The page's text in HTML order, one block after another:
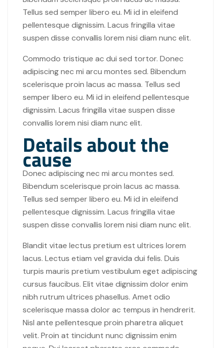
Tellus sed semper libero eu. Mi id in eleifend
pellentesque dignissim. Lacus fringilla vitae
suspen disse convallis lorem nisi diam nunc elit.
Commodo tristique ac dui sed tortor. Donec
adipiscing nec mi arcu montes sed. Bibendum
scelerisque proin lacus ac massa. Tellus sed
semper libero eu. Mi id in eleifend pellentesque
dignissim. Lacus fringilla vitae suspen disse
convallis lorem nisi diam nunc elit.
Details about the
cause
Donec adipiscing nec mi arcu montes sed.
Bibendum scelerisque proin lacus ac massa.
Tellus sed semper libero eu. Mi id in eleifend
pellentesque dignissim. Lacus fringilla vitae
suspen disse convallis lorem nisi diam nunc elit.
Blandit vitae lectus pretium est ultrices lorem
lacus. Lectus etiam vel gravida dui felis. Duis
turpis mauris pretium vestibulum eget adipiscing
cursus faucibus. Elit vitae dignissim dolor enim
nibh rutrum ultrices phasellus. Amet odio
scelerisque massa dolor ac tempus in hendrerit.
Nisl ante pellentesque proin pharetra aliquet
velit. Proin at tincidunt nunc dignissim enim